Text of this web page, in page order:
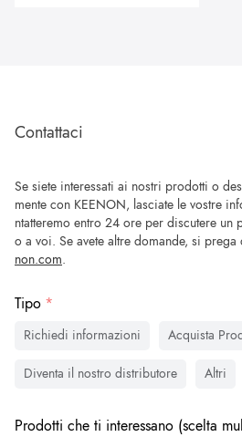
Contattaci
Se siete interessati ai nostri prodotti o
mente con KEENON, lasciate le vostre
ntatteremo entro 24 ore per discutere
o a voi. Se avete altre domande, si
non.com.
Tipo
Richiedi informazioni Acquista
Diventa il nostro distributore Altri
Prodotti che ti interessano (scelta